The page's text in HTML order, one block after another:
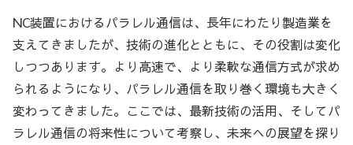
NC装置におけるパラレル通信は、長年にわたり製造業を
支えてきましたが、技術の進化とともに、その役割は変化
しつつあります。より高速で、より柔軟な通信方式が求め
られるようになり、パラレル通信を取り巻く環境も大きく
変わってきました。ここでは、最新技術の活用、そしてパ
ラレル通信の将来性について考察し、未来への展望を探り